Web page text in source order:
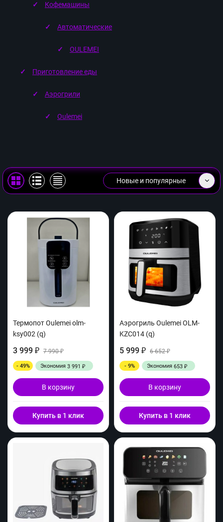
Кофемашины
Автоматические
OULEMEI
Приготовление еды
Аэрогрили
Oulemei
Новые и популярные
Термопот Oulemei olm-
ksy002 (q)
3 999 ₽ 7 990₽
- 49% Экономия 3 991 ₽
В корзину
Купить в 1 клик
Аэрогриль Oulemei OLM-
KZC014 (q)
5 999 ₽ 6 652₽
- 9% Экономия 653 ₽
В корзину
Купить в 1 клик